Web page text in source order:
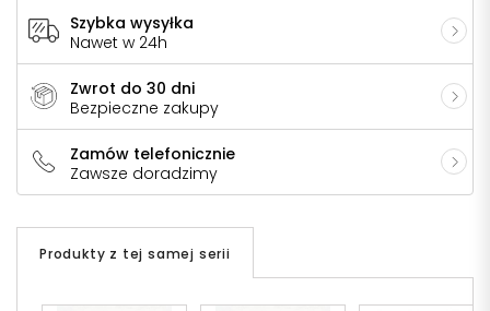
Szybka wysyłka
Nawet w 24h
Zwrot do 30 dni
Bezpieczne zakupy
Zamów telefonicznie
Zawsze doradzimy
Produkty z tej samej serii